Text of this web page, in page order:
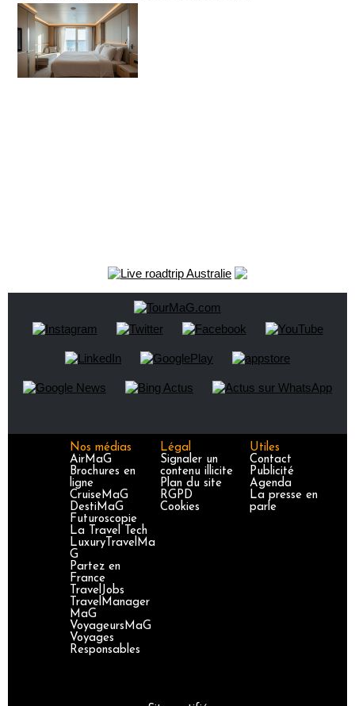
Nos médias
AirMaG
Brochures en
ligne
CruiseMaG
DestiMaG
Futuroscopie
La Travel Tech
LuxuryTravelMa
G
Partez en
France
TravelJobs
TravelManager
MaG
VoyageursMaG
Voyages
Responsables
Légal
Signaler un
contenu illicite
Plan du site
RGPD
Cookies
Utiles
Contact
Publicité
Agenda
La presse en
parle